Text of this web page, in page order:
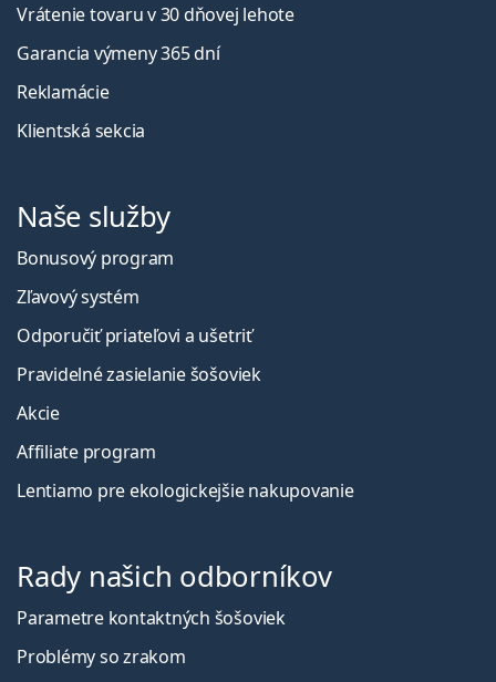
Vrátenie tovaru v 30 dňovej lehote
Garancia výmeny 365 dní
Reklamácie
Klientská sekcia
Naše služby
Bonusový program
Zľavový systém
Odporučiť priateľovi a ušetriť
Pravidelné zasielanie šošoviek
Akcie
Affiliate program
Lentiamo pre ekologickejšie nakupovanie
Rady našich odborníkov
Parametre kontaktných šošoviek
Problémy so zrakom